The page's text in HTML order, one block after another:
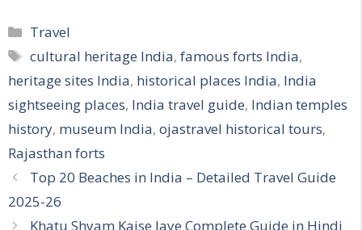
Categories
Travel
Tags
cultural heritage India,famous forts India,
heritage sites India, historical places India, India
sightseeing places, India travel guide, Indian temples
history, museum India, ojastravel historical tours,
Rajasthan forts
Post
navigation
Top 20 Beaches in India – Detailed Travel Guide
2025-26
Khatu Shyam Kaise Jaye Complete Guide in Hindi